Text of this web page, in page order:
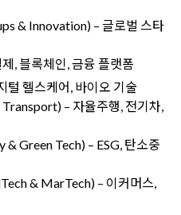
& Innovation) – 글로벌 스타
, 블록체인, 금융 플랫폼
털 헬스케어, 바이오 기술
– 자율주행, 전기차,
Green Tech) – ESG, 탄소중
& MarTech) – 이커머스,